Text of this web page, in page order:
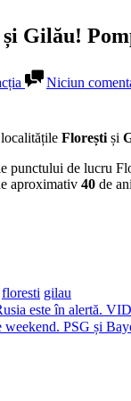
Gilău!
Niciun
Florești și
punctului de lucru
aproximativ 40 de
floresti gilau
este în alertă.
PSG și